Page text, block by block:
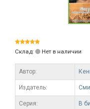
Склад: Нет в наличии
Автор:
Издатель:
Серия: В